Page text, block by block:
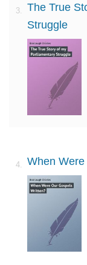
3.
The True
Struggle
4. When